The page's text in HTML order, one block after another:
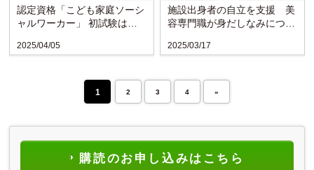
認定資格「こども家庭ソーシ
ャルワーカー」 初試験は合
2025/04/05
施設出身者の自立を支援 美
容専門職が身だしなみについ
2025/03/17
1 2 3 4 »
購読のお申し込みはこちら